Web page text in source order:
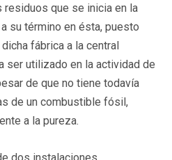
que se inicia en la
su término en ésta, puesto
fábrica a la central
ser utilizado en la actividad de
de que no tiene todavía
de un combustible fósil,
a la pureza.